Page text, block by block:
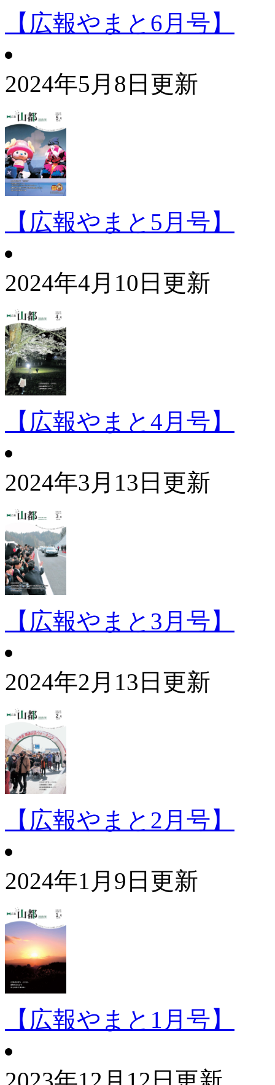
【広報やまと6月号】
2024年5月8日更新
【広報やまと5月号】
2024年4月10日更新
【広報やまと4月号】
2024年3月13日更新
【広報やまと3月号】
2024年2月13日更新
【広報やまと2月号】
2024年1月9日更新
【広報やまと1月号】